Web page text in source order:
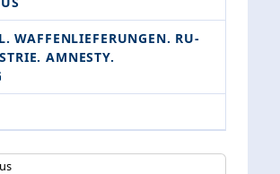
WAFFENLIEFERUNGEN. RU­
AMNESTY.